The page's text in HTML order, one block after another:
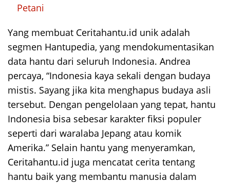
Petani
Yang membuat Ceritahantu.id unik adalah
segmen Hantupedia, yang mendokumentasikan
data hantu dari seluruh Indonesia. Andrea
percaya, “Indonesia kaya sekali dengan budaya
mistis. Sayang jika kita menghapus budaya asli
tersebut. Dengan pengelolaan yang tepat, hantu
Indonesia bisa sebesar karakter fiksi populer
seperti dari waralaba Jepang atau komik
Amerika.” Selain hantu yang menyeramkan,
Ceritahantu.id juga mencatat cerita tentang
hantu baik yang membantu manusia dalam